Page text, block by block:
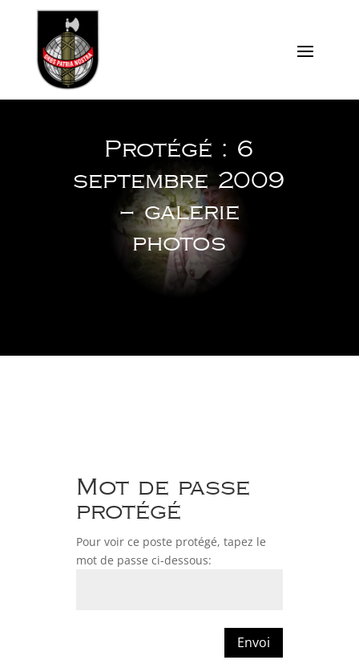
Protégé : 6
septembre 2009
– galerie
photos
Mot de passe
protégé
Pour voir ce poste protégé, tapez le
mot de passe ci-dessous:
Envoi